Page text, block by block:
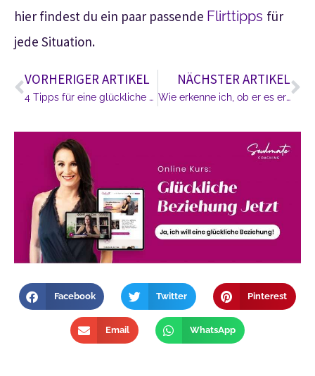
hier findest du ein paar passende Flirttipps für
jede Situation.
VORHERIGER ARTIKEL
4 Tipps für eine glückliche Beziehung
NÄCHSTER ARTIKEL
Wie erkenne ich, ob er es ernst meint?
Facebook Twitter Pinterest
Email WhatsApp